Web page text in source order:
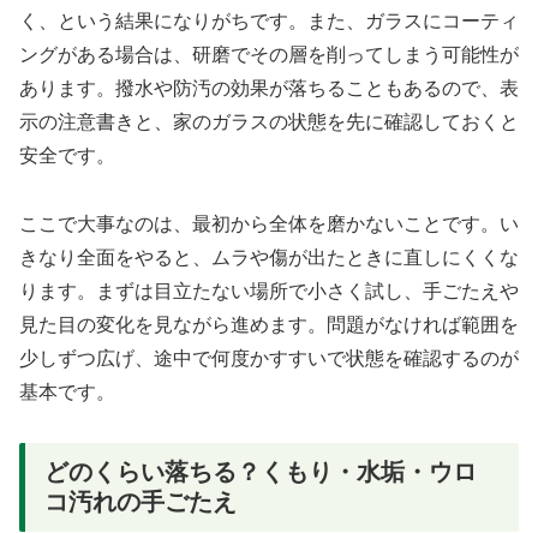
く、という結果になりがちです。また、ガラスにコーティ
ングがある場合は、研磨でその層を削ってしまう可能性が
あります。撥水や防汚の効果が落ちることもあるので、表
示の注意書きと、家のガラスの状態を先に確認しておくと
安全です。
ここで大事なのは、最初から全体を磨かないことです。い
きなり全面をやると、ムラや傷が出たときに直しにくくな
ります。まずは目立たない場所で小さく試し、手ごたえや
見た目の変化を見ながら進めます。問題がなければ範囲を
少しずつ広げ、途中で何度かすすいで状態を確認するのが
基本です。
どのくらい落ちる？くもり・水垢・ウロ
コ汚れの手ごたえ